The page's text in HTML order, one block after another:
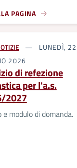
PAGINA
LUNEDÌ, 22
2026
di refezione
per l'a.s.
2027
e modulo di domanda.